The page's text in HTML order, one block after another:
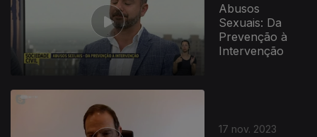
Abusos
Sexuais: Da
Prevenção à
Intervenção
17 nov. 2023